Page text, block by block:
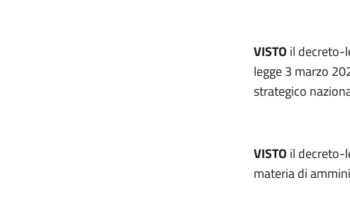
VISTO il decreto-
legge 3 marzo
strategico
VISTO il decreto-
materia di